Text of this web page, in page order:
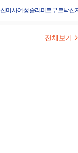
신미사여성슬리퍼르부르낙산
전체보기